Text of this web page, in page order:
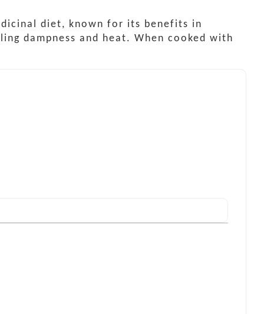
diet, known for its benefits in
dampness and heat. When cooked with